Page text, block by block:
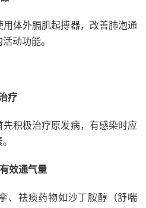
体外膈肌起搏器，改善肺泡通
动功能。
疗
积极治疗原发病，有感染时应
效通气量
祛痰药物如沙丁胺醇（舒喘